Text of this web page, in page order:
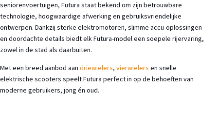
seniorenvoertuigen, Futura staat bekend om zijn betrouwbare
technologie, hoogwaardige afwerking en gebruiksvriendelijke
ontwerpen. Dankzij sterke elektromotoren, slimme accu-oplossingen
en doordachte details biedt elk Futura-model een soepele rijervaring,
zowel in de stad als daarbuiten.
Met een breed aanbod aan driewielers, vierwielers en snelle
elektrische scooters speelt Futura perfect in op de behoeften van
moderne gebruikers, jong én oud.